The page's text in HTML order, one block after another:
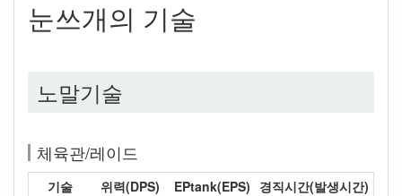
눈쓰개의 기술
노말기술
체육관/레이드
기술 위력(DPS) EPtank(EPS) 경직시간(발생시간)